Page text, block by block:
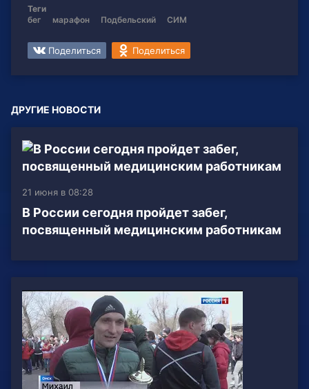
Теги
бег
марафон Подбельский СИМ
Поделиться Поделиться
ДРУГИЕ НОВОСТИ
21 июня в 08:28
В России сегодня пройдет забег,
посвященный медицинским работникам